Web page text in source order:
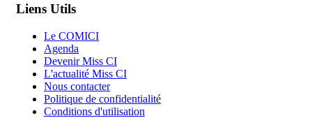
Liens Utils
Le COMICI
Agenda
Devenir Miss CI
L'actualité Miss CI
Nous contacter
Politique de confidentialité
Conditions d'utilisation